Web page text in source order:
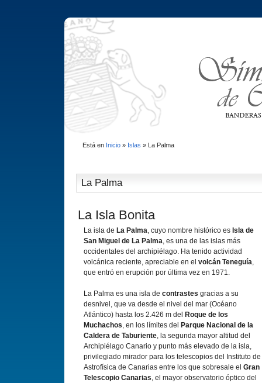
Está en Inicio» Islas » La Palma
La Palma
La Isla Bonita
La isla de La Palma, cuyo nombre histórico es Isla de
San Miguel de La Palma, es una de las islas más
occidentales del archipiélago. Ha tenido actividad
volcánica reciente, apreciable en el volcán Teneguí­a,
que entró en erupción por última vez en 1971.
La Palma es una isla de contrastes gracias a su
desnivel, que va desde el nivel del mar (Océano
Atlántico) hasta los 2.426 m del
Roque de los
Muchachos, en los lí­mites del
Parque Nacional de la
Caldera de Taburiente, la segunda mayor altitud del
Archipiélago Canario y punto más elevado de la isla,
privilegiado mirador para los telescopios del Instituto de
Astrofí­sica de Canarias entre los que sobresale el Gran
Telescopio Canarias, el mayor observatorio óptico del